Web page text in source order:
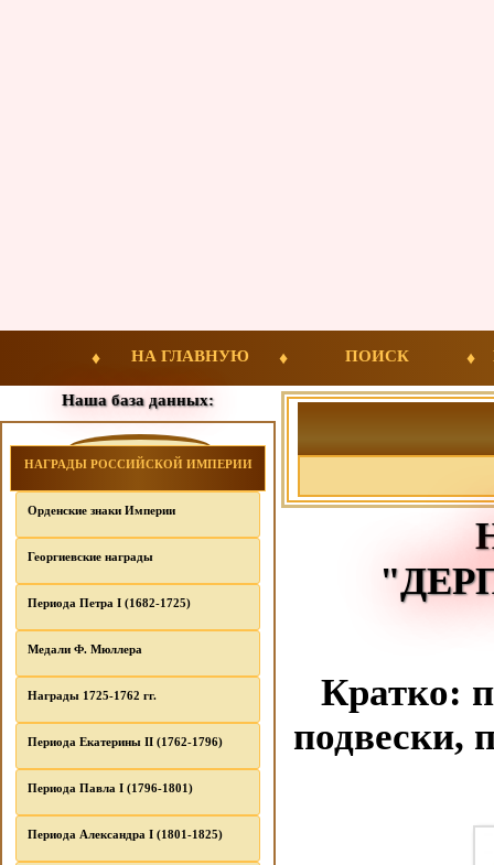
НА ГЛАВНУЮ ПОИСК
Наша база данных:
НАГРАДЫ РОССИЙСКОЙ ИМПЕРИИ
Орденские знаки Империи
Георгиевские награды
Периода Петра I (1682-1725)
Медали Ф. Мюллера
Награды 1725-1762 гг.
Периода Екатерины II (1762-1796)
Периода Павла I (1796-1801)
Периода Александра I (1801-1825)
Кратко:
подвески,